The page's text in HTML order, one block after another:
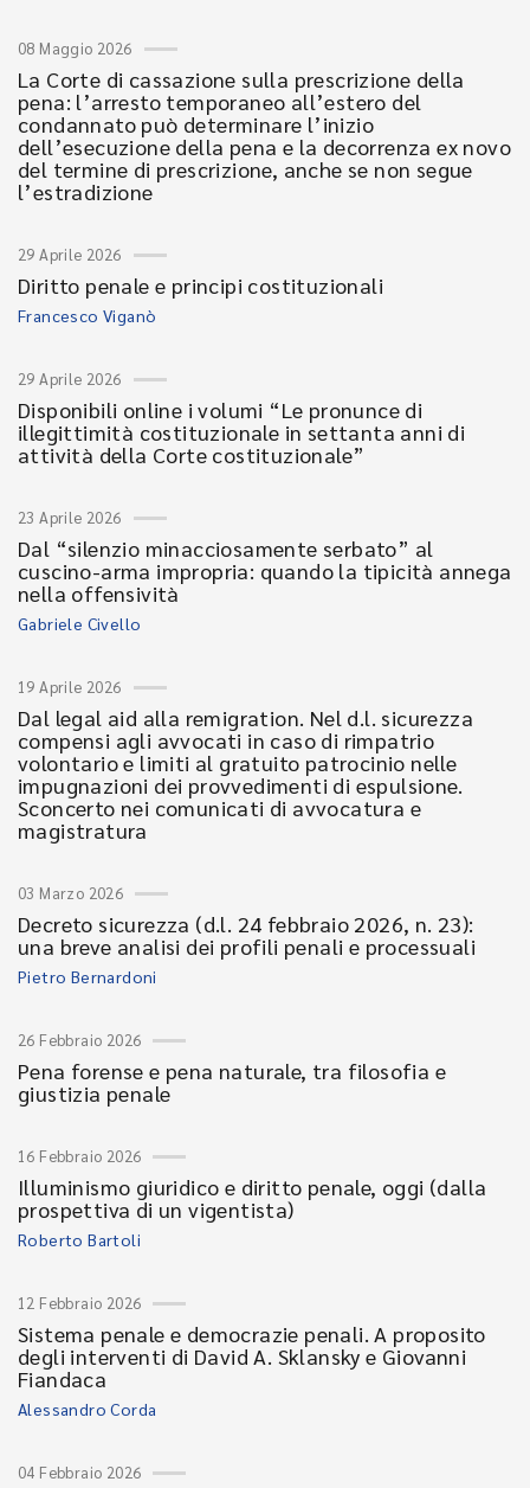
08 Maggio 2026
La Corte di cassazione sulla prescrizione della
pena: l’arresto temporaneo all’estero del
condannato può determinare l’inizio
dell’esecuzione della pena e la decorrenza ex novo
del termine di prescrizione, anche se non segue
l’estradizione
29 Aprile 2026
Diritto penale e principi costituzionali
Francesco Viganò
29 Aprile 2026
Disponibili online i volumi “Le pronunce di
illegittimità costituzionale in settanta anni di
attività della Corte costituzionale”
23 Aprile 2026
Dal “silenzio minacciosamente serbato” al
cuscino-arma impropria: quando la tipicità annega
nella offensività
Gabriele Civello
19 Aprile 2026
Dal legal aid alla remigration. Nel d.l. sicurezza
compensi agli avvocati in caso di rimpatrio
volontario e limiti al gratuito patrocinio nelle
impugnazioni dei provvedimenti di espulsione.
Sconcerto nei comunicati di avvocatura e
magistratura
03 Marzo 2026
Decreto sicurezza (d.l. 24 febbraio 2026, n. 23):
una breve analisi dei profili penali e processuali
Pietro Bernardoni
26 Febbraio 2026
Pena forense e pena naturale, tra filosofia e
giustizia penale
16 Febbraio 2026
Illuminismo giuridico e diritto penale, oggi (dalla
prospettiva di un vigentista)
Roberto Bartoli
12 Febbraio 2026
Sistema penale e democrazie penali. A proposito
degli interventi di David A. Sklansky e Giovanni
Fiandaca
Alessandro Corda
04 Febbraio 2026